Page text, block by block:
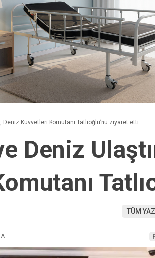
Kuvvetleri Komutanı Tatlıoğlu’nu ziyaret etti
Deniz
TÜM